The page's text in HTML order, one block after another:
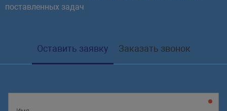
поставленных задач
Оставить заявку Заказать звонок